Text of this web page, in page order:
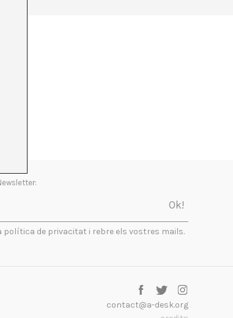
política de privacitat i rebre els vostres mails.
contact@a-desk.org